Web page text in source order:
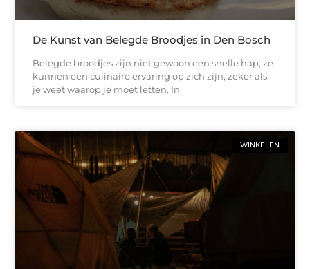
De Kunst van Belegde Broodjes in Den Bosch
Belegde broodjes zijn niet gewoon een snelle hap; ze
kunnen een culinaire ervaring op zich zijn, zeker als
je weet waarop je moet letten. In
WINKELEN